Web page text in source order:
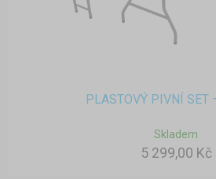
PLASTOVÝ PIVNÍ SET
Skladem
5 299,00 Kč